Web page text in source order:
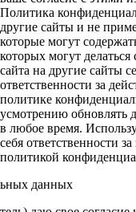
Политика
другие сайты и не
которые могут
которых могут
сайта на другие сайты
ответственности за
политике
усмотрению обновлять
в любое время.
себя ответственности
политикой
данных